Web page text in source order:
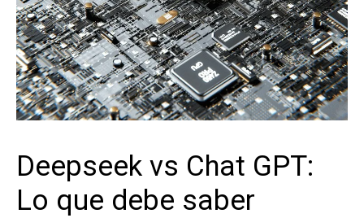
Deepseek vs Chat GPT:
Lo que debe saber